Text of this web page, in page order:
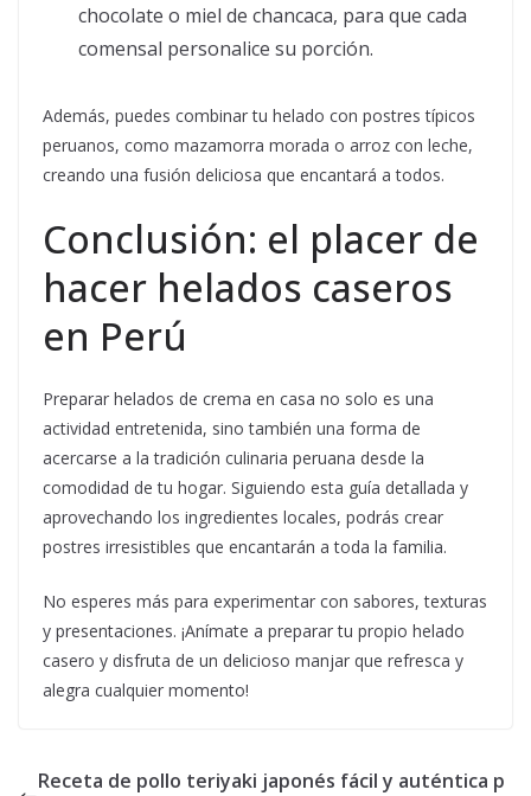
chocolate o miel de chancaca, para que cada
comensal personalice su porción.
Además, puedes combinar tu helado con postres típicos
peruanos, como mazamorra morada o arroz con leche,
creando una fusión deliciosa que encantará a todos.
Conclusión: el placer de
hacer helados caseros
en Perú
Preparar helados de crema en casa no solo es una
actividad entretenida, sino también una forma de
acercarse a la tradición culinaria peruana desde la
comodidad de tu hogar. Siguiendo esta guía detallada y
aprovechando los ingredientes locales, podrás crear
postres irresistibles que encantarán a toda la familia.
No esperes más para experimentar con sabores, texturas
y presentaciones. ¡Anímate a preparar tu propio helado
casero y disfruta de un delicioso manjar que refresca y
alegra cualquier momento!
Receta de pollo teriyaki japonés fácil y auténtica p